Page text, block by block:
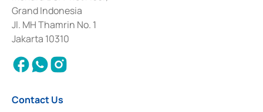
Deposit Transactions in the Money Market whose license was issued in
2017 and other business licenses from Bank Indonesia as a Supporting
Institution for the Issuance, Transaction, and Administration and
Settlement of Commercial Paper Transactions whose license was issued in
2018.
Grand Indonesia
Jl. MH Thamrin No. 1
Jakarta 10310
Contact Us